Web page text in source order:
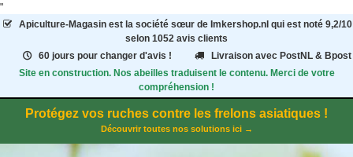
"
Apiculture-Magasinest la société sœur de Imkershop.nl qui est noté 9,2/10
selon 1052 avis clients
60 jours pour changer d'avis !
Livraison avec PostNL & Bpost
Site en construction. Nos abeilles traduisent le contenu. Merci de votre
compréhension !
Protégez vos ruches contre les frelons asiatiques !
Découvrir toutes nos solutions ici →